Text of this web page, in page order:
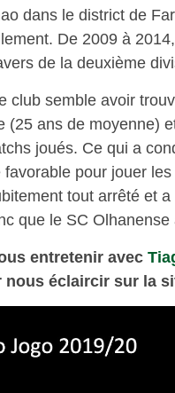
dans le district de
De 2009 à
de la deuxième
club semble avoir
(25 ans de moyenne)
joués. Ce qui a
pour jouer
tout arrêté et
que le SC
entretenir avec
nous éclaircir sur la